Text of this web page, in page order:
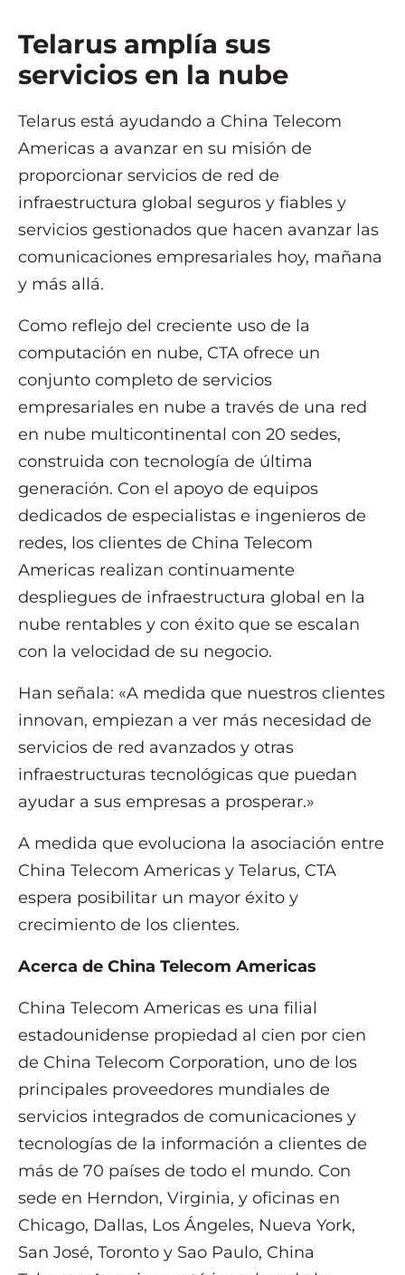
Telarus amplía sus
servicios en la nube
Telarus está ayudando a China Telecom
Americas a avanzar en su misión de
proporcionar servicios de red de
infraestructura global seguros y fiables y
servicios gestionados que hacen avanzar las
comunicaciones empresariales hoy, mañana
y más allá.
Como reflejo del creciente uso de la
computación en nube, CTA ofrece un
conjunto completo de servicios
empresariales en nube a través de una red
en nube multicontinental con 20 sedes,
construida con tecnología de última
generación. Con el apoyo de equipos
dedicados de especialistas e ingenieros de
redes, los clientes de China Telecom
Americas realizan continuamente
despliegues de infraestructura global en la
nube rentables y con éxito que se escalan
con la velocidad de su negocio.
Han señala: «A medida que nuestros clientes
innovan, empiezan a ver más necesidad de
servicios de red avanzados y otras
infraestructuras tecnológicas que puedan
ayudar a sus empresas a prosperar.»
A medida que evoluciona la asociación entre
China Telecom Americas y Telarus, CTA
espera posibilitar un mayor éxito y
crecimiento de los clientes.
Acerca de China Telecom Americas
China Telecom Americas es una filial
estadounidense propiedad al cien por cien
de China Telecom Corporation, uno de los
principales proveedores mundiales de
servicios integrados de comunicaciones y
tecnologías de la información a clientes de
más de 70 países de todo el mundo. Con
sede en Herndon, Virginia, y oficinas en
Chicago, Dallas, Los Ángeles, Nueva York,
San José, Toronto y Sao Paulo, China